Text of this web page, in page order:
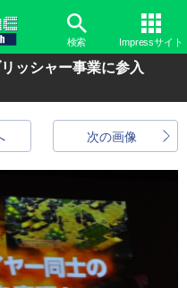
検索 Impressサイト
ッシャー事業に参入
次の画像